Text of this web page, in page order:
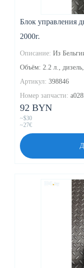
Блок управления
2000г.
Описание: Из
Объём: 2.2 л.,
Артикул: 398846
Номер запчасти:
92 BYN
~$30
~27€